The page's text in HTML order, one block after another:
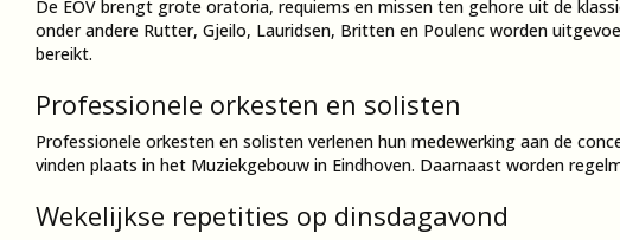
De EOV brengt grote oratoria, requiems en missen ten gehore uit de
onder andere Rutter, Gjeilo, Lauridsen, Britten en Poulenc worden
bereikt.
Professionele orkesten en solisten
Professionele orkesten en solisten verlenen hun medewerking aan de
vinden plaats in het Muziekgebouw in Eindhoven. Daarnaast worden
Wekelijkse repetities op dinsdagavond